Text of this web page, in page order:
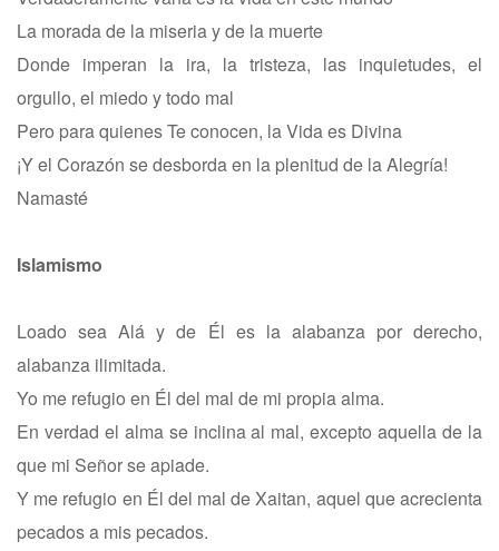
La morada de la miseria y de la muerte
Donde imperan la ira, la tristeza, las inquietudes, el
orgullo, el miedo y todo mal
Pero para quienes Te conocen, la Vida es Divina
¡Y el Corazón se desborda en la plenitud de la Alegría!
Namasté
Islamismo
Loado sea Alá y de Él es la alabanza por derecho,
alabanza ilimitada.
Yo me refugio en Él del mal de mi propia alma.
En verdad el alma se inclina al mal, excepto aquella de la
que mi Señor se apiade.
Y me refugio en Él del mal de Xaitan, aquel que acrecienta
pecados a mis pecados.